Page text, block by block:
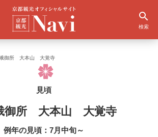
検索
峨御所 大本山 大覚寺
見頃
御所 大本山 大覚寺
例年の見頃：7月中旬～